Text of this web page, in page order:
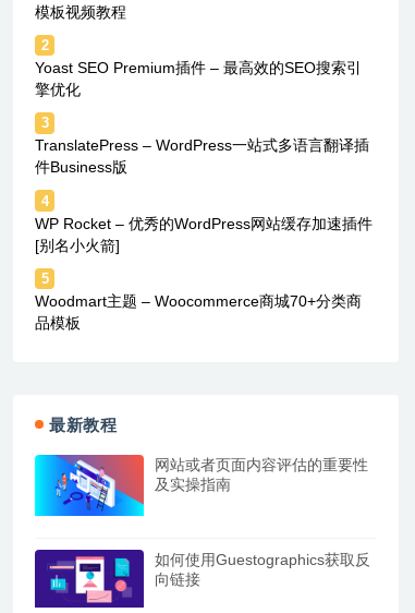
模板视频教程
2
Yoast SEO Premium插件 – 最高效的SEO搜索引
擎优化
3
TranslatePress – WordPress一站式多语言翻译插
件Business版
4
WP Rocket – 优秀的WordPress网站缓存加速插件
[别名小火箭]
5
Woodmart主题 – Woocommerce商城70+分类商
品模板
最新教程
网站或者页面内容评估的重要性
及实操指南
如何使用Guestographics获取反
向链接